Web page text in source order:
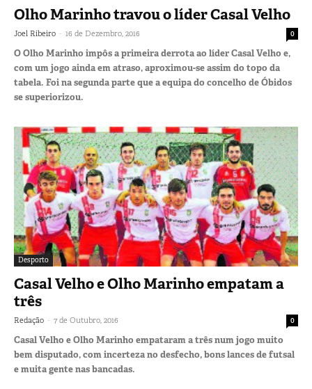
Olho Marinho travou o líder Casal Velho
Joel Ribeiro - 16 de Dezembro, 2016 0
O Olho Marinho impôs a primeira derrota ao líder Casal Velho e,
com um jogo ainda em atraso, aproximou-se assim do topo da
tabela. Foi na segunda parte que a equipa do concelho de Óbidos
se superiorizou.
Desporto
Casal Velho e Olho Marinho empatam a
três
Redação - 7 de Outubro, 2016 0
Casal Velho e Olho Marinho empataram a três num jogo muito
bem disputado, com incerteza no desfecho, bons lances de futsal
e muita gente nas bancadas.